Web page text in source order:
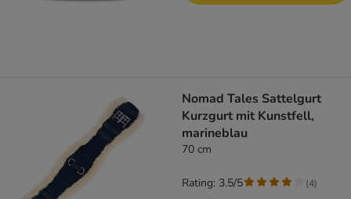
Nomad Tales Sattelgurt
Kurzgurt mit Kunstfell,
marineblau
70 cm
Rating: 3.5/5 (4)